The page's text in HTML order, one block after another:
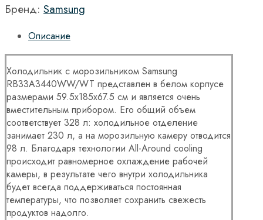
Бренд: Samsung
Описание
Холодильник с морозильником Samsung
RB33A3440WW/WT представлен в белом корпусе
размерами 59.5x185x67.5 см и является очень
вместительным прибором. Его общий объем
соответствует 328 л: холодильное отделение
занимает 230 л, а на морозильную камеру отводится
98 л. Благодаря технологии All-Around cooling
происходит равномерное охлаждение рабочей
камеры, в результате чего внутри холодильника
будет всегда поддерживаться постоянная
температуры, что позволяет сохранить свежесть
продуктов надолго.